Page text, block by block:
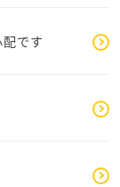
感じるな
。新卒の就
別物です。
とどんな転
てません
振り返って
です